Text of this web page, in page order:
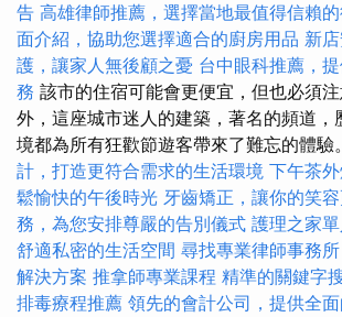
告 高雄律師推薦，選擇當地最值得信賴
面介紹，協助您選擇適合的廚房用品 新
護，讓家人無後顧之憂 台中眼科推薦，
務 該市的住宿可能會更便宜，但也必須
外，這座城市迷人的建築，著名的頻道，
境都為所有狂歡節遊客帶來了難忘的體驗
計，打造更符合需求的生活環境 下午茶
鬆愉快的午後時光 牙齒矯正，讓你的笑
務，為您安排尊嚴的告別儀式 護理之家
舒適私密的生活空間 尋找專業律師事務
解決方案 推拿師專業課程 精準的關鍵字
排毒療程推薦 領先的會計公司，提供全